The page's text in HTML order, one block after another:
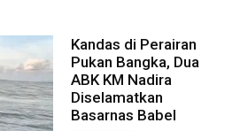
Kandas di Perairan
Pukan Bangka, Dua
ABK KM Nadira
Diselamatkan
Basarnas Babel